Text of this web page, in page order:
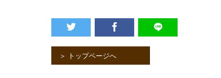
＞ トップページへ